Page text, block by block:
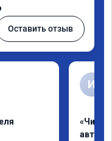
Оставить отзыв
И
«Чип